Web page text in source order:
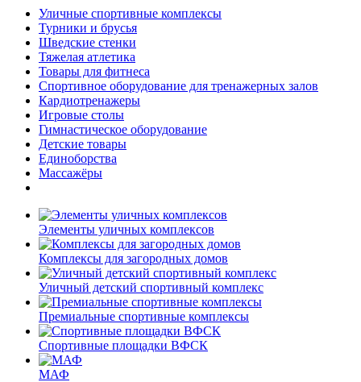
Уличные спортивные комплексы
Турники и брусья
Шведские стенки
Тяжелая атлетика
Товары для фитнеса
Спортивное оборудование для тренажерных залов
Кардиотренажеры
Игровые столы
Гимнастическое оборудование
Детские товары
Единоборства
Массажёры
Элементы уличных комплексов
Комплексы для загородных домов
Уличный детский спортивный комплекс
Премиальные спортивные комплексы
Спортивные площадки ВФСК
МАФ